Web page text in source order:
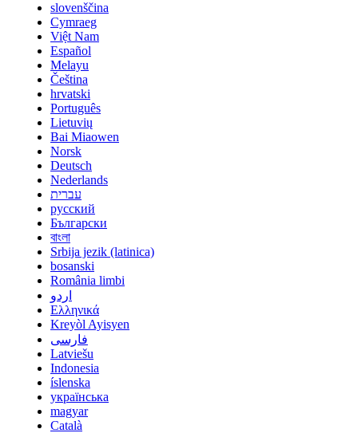
slovenščina
Cymraeg
Việt Nam
Español
Melayu
Čeština
hrvatski
Português
Lietuvių
Bai Miaowen
Norsk
Deutsch
Nederlands
עברית
русский
Български
বাংলা
Srbija jezik (latinica)
bosanski
România limbi
اردو
Ελληνικά
Kreyòl Ayisyen
فارسی
Latviešu
Indonesia
íslenska
українська
magyar
Català